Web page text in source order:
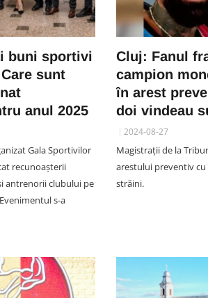
buni sportivi
sunt
anul 2025
Gala Sportivilor
recunoașterii
antrenorii clubului pe
s-a
Cluj: Fanul
campion
în arest
doi vindeau
2024-08-27
Magistrații de la
arestului preventiv
străini.